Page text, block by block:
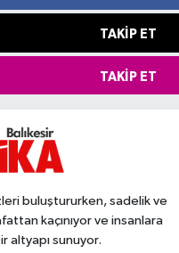
TAKIP ET
TAKIP ET
buluştururken, sadelik ve
kaçınıyor ve insanlara
altyapı sunuyor.